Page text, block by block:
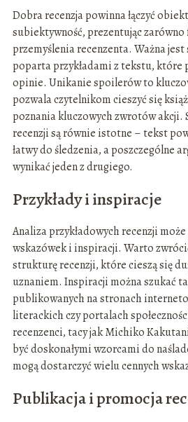
Dobra recenzja powinna łączyć
subiektywność, prezentując
przemyślenia recenzenta. Ważna
poparta przykładami z tekstu, które
opinie. Unikanie spoilerów to
pozwala czytelnikom cieszyć się
poznania kluczowych zwrotów akcji.
recenzji są równie istotne – tekst
łatwy do śledzenia, a poszczególne
wynikać jeden z drugiego.
Przykłady i inspiracje
Analiza przykładowych recenzji
wskazówek i inspiracji. Warto
strukturę recenzji, które cieszą się
uznaniem. Inspiracji można szukać
publikowanych na stronach
literackich czy portalach
recenzenci, tacy jak Michiko
być doskonałymi wzorcami do
mogą dostarczyć wielu cennych
Publikacja i promocja